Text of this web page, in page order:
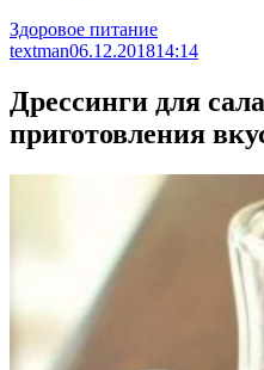
Здоровое питание
textman06.12.201814:14
Дрессинги для
приготовления